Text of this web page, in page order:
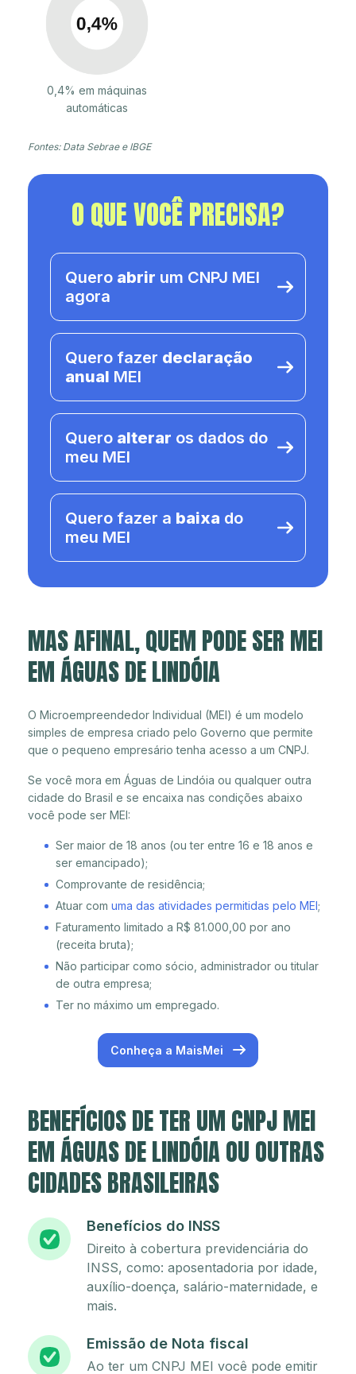
0,4% em máquinas
automáticas
Fontes: Data Sebrae e IBGE
O QUE VOCÊ PRECISA?
Quero abrir um CNPJ MEI
agora
Quero fazer declaração
anual MEI
Quero alterar os dados do
meu MEI
Quero fazer a baixa do
meu MEI
MAS AFINAL, QUEM PODE SER MEI
EM ÁGUAS DE LINDÓIA
O Microempreendedor Individual (MEI) é um modelo
simples de empresa criado pelo Governo que permite
que o pequeno empresário tenha acesso a um CNPJ.
Se você mora em Águas de Lindóia ou qualquer outra
cidade do Brasil e se encaixa nas condições abaixo
você pode ser MEI:
Ser maior de 18 anos (ou ter entre 16 e 18 anos e
ser emancipado);
Comprovante de residência;
Atuar com uma das atividades permitidas pelo MEI;
Faturamento limitado a R$ 81.000,00 por ano
(receita bruta);
Não participar como sócio, administrador ou titular
de outra empresa;
Ter no máximo um empregado.
Conheça a MaisMei
BENEFÍCIOS DE TER UM CNPJ MEI
EM ÁGUAS DE LINDÓIA OU OUTRAS
CIDADES BRASILEIRAS
Benefícios do INSS
Direito à cobertura previdenciária do
INSS, como: aposentadoria por idade,
auxílio-doença, salário-maternidade, e
mais.
Emissão de Nota fiscal
Ao ter um CNPJ MEI você pode emitir